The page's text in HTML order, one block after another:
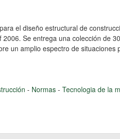
el diseño estructural de
Se entrega una colección de
un amplio espectro de
- Normas - Tecnologia de la